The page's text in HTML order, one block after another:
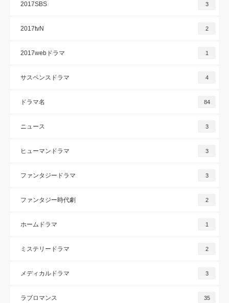
2017SBS 3
2017tvN 2
2017webドラマ 1
サスペンスドラマ 4
ドラマ名 84
ニュース 3
ヒューマンドラマ 3
ファンタジードラマ 3
ファンタジー時代劇 2
ホームドラマ 1
ミステリードラマ 2
メディカルドラマ 3
ラブロマンス 35